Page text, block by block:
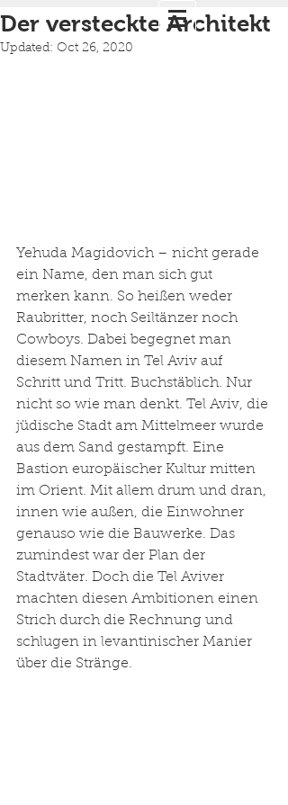
Der versteckte Architekt
Updated: Oct 26, 2020
Yehuda Magidovich – nicht gerade
ein Name, den man sich gut
merken kann. So heißen weder
Raubritter, noch Seiltänzer noch
Cowboys. Dabei begegnet man
diesem Namen in Tel Aviv auf
Schritt und Tritt. Buchstäblich. Nur
nicht so wie man denkt. Tel Aviv, die
jüdische Stadt am Mittelmeer wurde
aus dem Sand gestampft. Eine
Bastion europäischer Kultur mitten
im Orient. Mit allem drum und dran,
innen wie außen, die Einwohner
genauso wie die Bauwerke. Das
zumindest war der Plan der
Stadtväter. Doch die Tel Aviver
machten diesen Ambitionen einen
Strich durch die Rechnung und
schlugen in levantinischer Manier
über die Stränge.